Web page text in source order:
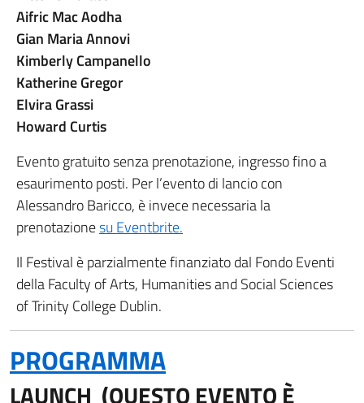
Aifric Mac Aodha
Gian Maria Annovi
Kimberly Campanello
Katherine Gregor
Elvira Grassi
Howard Curtis
Evento gratuito senza prenotazione, ingresso fino a
esaurimento posti. Per l’evento di lancio con
Alessandro Baricco, è invece necessaria la
prenotazionesu Eventbrite.
Il Festival è parzialmente finanziato dal Fondo Eventi
della Faculty of Arts, Humanities and Social Sciences
of Trinity College Dublin.
PROGRAMMA
LAUNCH (QUESTO EVENTO È